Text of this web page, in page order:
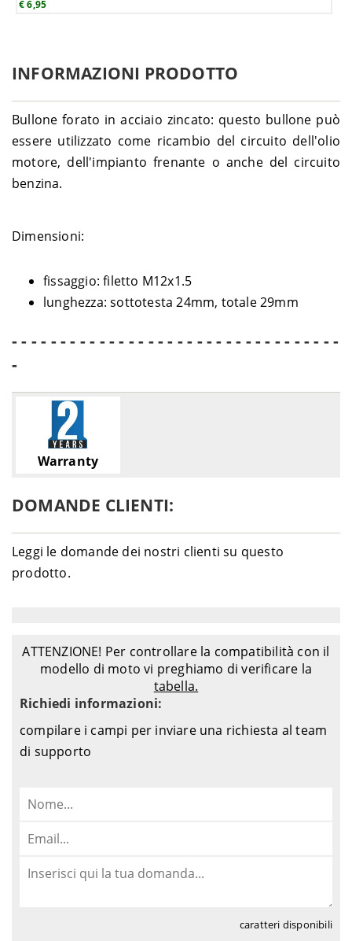
€ 6,95
INFORMAZIONI PRODOTTO
Bullone forato in acciaio zincato: questo bullone può
essere utilizzato come ricambio del circuito dell'olio
motore, dell'impianto frenante o anche del circuito
benzina.
Dimensioni:
fissaggio: filetto M12x1.5
lunghezza: sottotesta 24mm, totale 29mm
- - - - - - - - - - - - - - - - - - - - - - - - - - - - - - - - - -
-
Warranty
DOMANDE CLIENTI:
Leggi le domande dei nostri clienti su questo
prodotto.
ATTENZIONE! Per controllare la compatibilità con il
modello di moto vi preghiamo di verificare la
tabella.
Richiedi informazioni:
compilare i campi per inviare una richiesta al team
di supporto
caratteri disponibili